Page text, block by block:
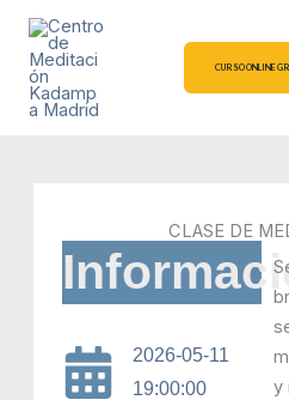
contenido
CURSO ONLINE
CLASE DE
2026-05-11
19:00:00
y